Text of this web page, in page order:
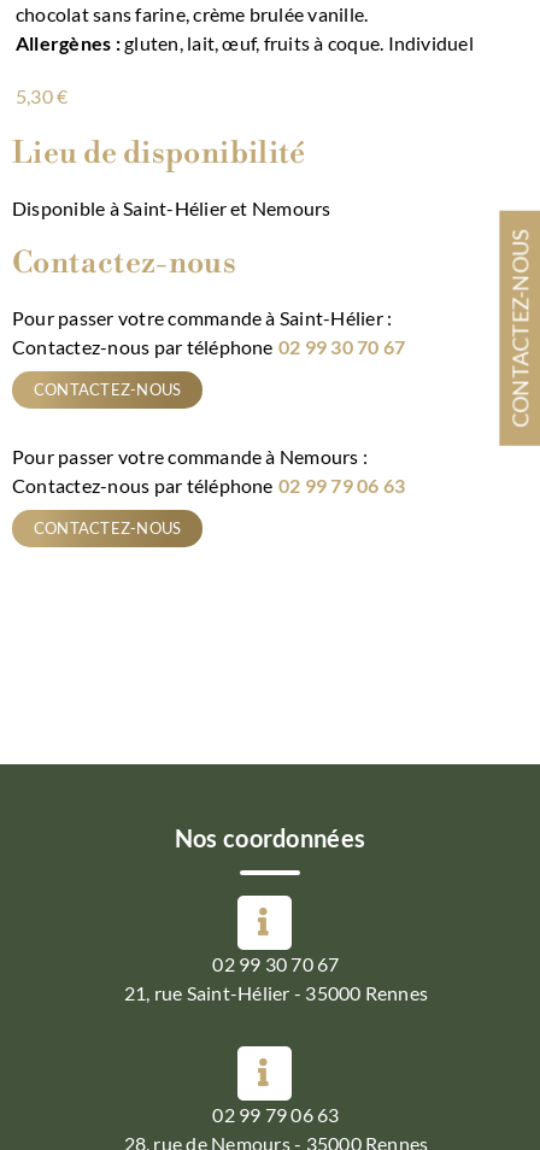
chocolat sans farine, crème brulée vanille.
Allergènes :gluten, lait, œuf, fruits à coque. Individuel
5,30€
Alternative:
Lieu de disponibilité
Disponible à Saint-Hélier et Nemours
Contactez-nous
Pour passer votre commande à Saint-Hélier :
Contactez-nous par téléphone 02 99 30 70 67
CONTACTEZ-NOUS
Pour passer votre commande à Nemours :
Contactez-nous par téléphone 02 99 79 06 63
CONTACTEZ-NOUS
Nos coordonnées
02 99 30 70 67
21, rue Saint-Hélier - 35000 Rennes
02 99 79 06 63
28, rue de Nemours - 35000 Rennes
CONTACTEZ-NOUS